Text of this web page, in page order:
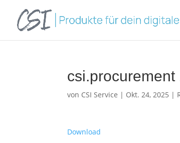
csi.procurement
von CSI Service | Okt. 24, 2025 |
Download